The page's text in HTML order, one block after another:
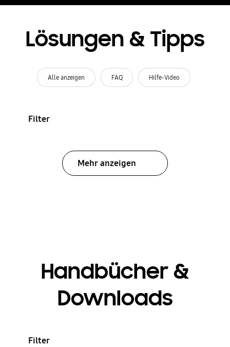
Lösungen & Tipps
Alle anzeigen FAQ Hilfe-Video
Filter
Mehr anzeigen
Handbücher &
Downloads
Filter